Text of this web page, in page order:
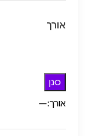
אורך
סנן
אורך:—